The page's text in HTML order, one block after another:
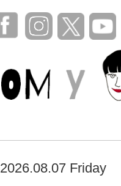
2026.08.07 Friday